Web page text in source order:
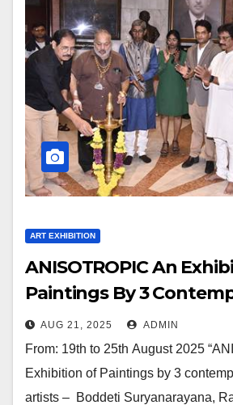
ART EXHIBITION
ANISOTROPIC An
Paintings By 3
Known Artists In
Gallery
AUG 21, 2025 ADMIN
From: 19th to 25th August 2025
Exhibition of Paintings by 3
artists – Boddeti Suryanarayana,